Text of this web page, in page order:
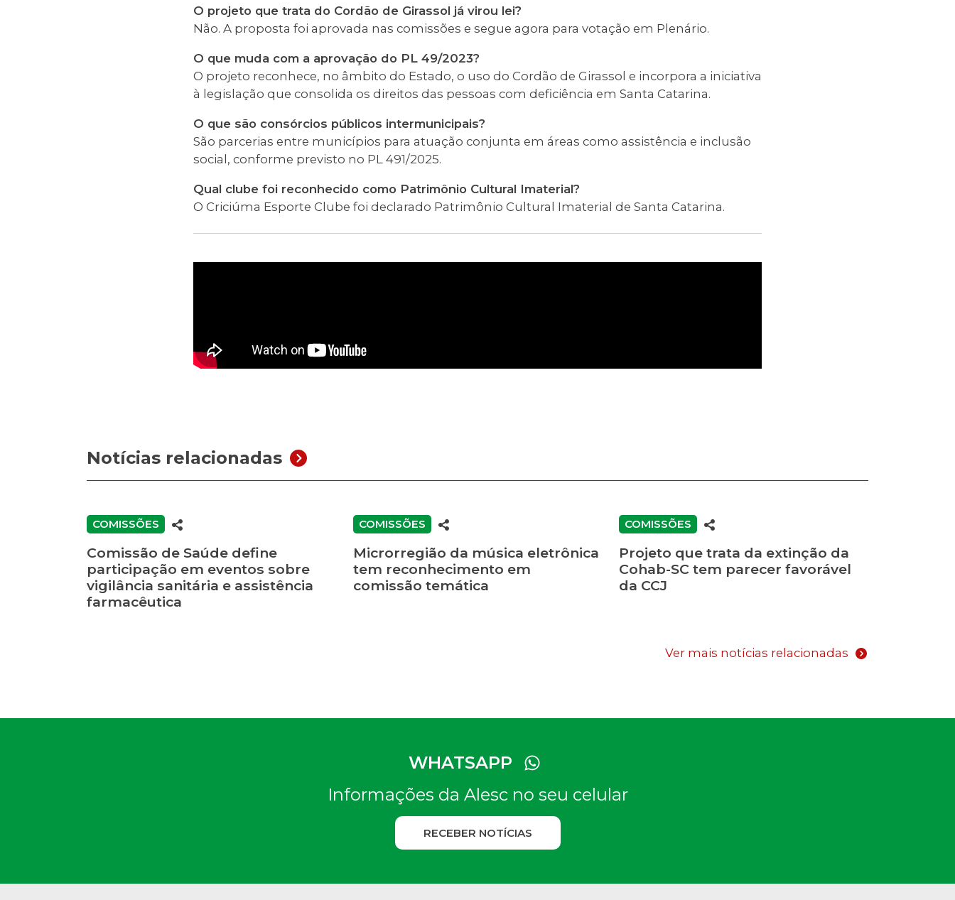
O projeto que trata do Cordão de Girassol já virou lei?
Não. A proposta foi aprovada nas comissões e segue agora para votação em Plenário.
O que muda com a aprovação do PL 49/2023?
O projeto reconhece, no âmbito do Estado, o uso do Cordão de Girassol e incorpora a iniciativa
à legislação que consolida os direitos das pessoas com deficiência em Santa Catarina.
O que são consórcios públicos intermunicipais?
São parcerias entre municípios para atuação conjunta em áreas como assistência e inclusão
social, conforme previsto no PL 491/2025.
Qual clube foi reconhecido como Patrimônio Cultural Imaterial?
O Criciúma Esporte Clube foi declarado Patrimônio Cultural Imaterial de Santa Catarina.
Notícias relacionadas
COMISSÕES
Comissão de Saúde define
participação em eventos sobre
vigilância sanitária e assistência
farmacêutica
COMISSÕES
Microrregião da música eletrônica
tem reconhecimento em
comissão temática
COMISSÕES
Projeto que trata da extinção da
Cohab-SC tem parecer favorável
da CCJ
Ver mais notícias relacionadas
WHATSAPP
Informações da Alesc no seu celular
RECEBER NOTÍCIAS